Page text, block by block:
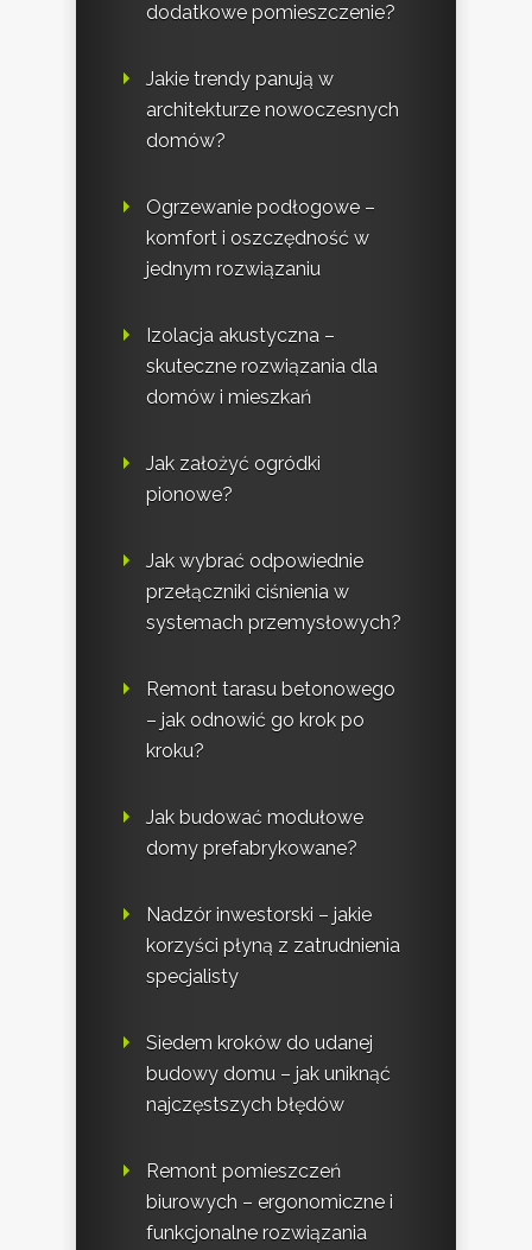
dodatkowe pomieszczenie?
Jakie trendy panują w
architekturze nowoczesnych
domów?
Ogrzewanie podłogowe –
komfort i oszczędność w
jednym rozwiązaniu
Izolacja akustyczna –
skuteczne rozwiązania dla
domów i mieszkań
Jak założyć ogródki
pionowe?
Jak wybrać odpowiednie
przełączniki ciśnienia w
systemach przemysłowych?
Remont tarasu betonowego
– jak odnowić go krok po
kroku?
Jak budować modułowe
domy prefabrykowane?
Nadzór inwestorski – jakie
korzyści płyną z zatrudnienia
specjalisty
Siedem kroków do udanej
budowy domu – jak uniknąć
najczęstszych błędów
Remont pomieszczeń
biurowych – ergonomiczne i
funkcjonalne rozwiązania